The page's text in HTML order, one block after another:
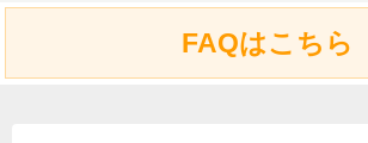
FAQはこちら